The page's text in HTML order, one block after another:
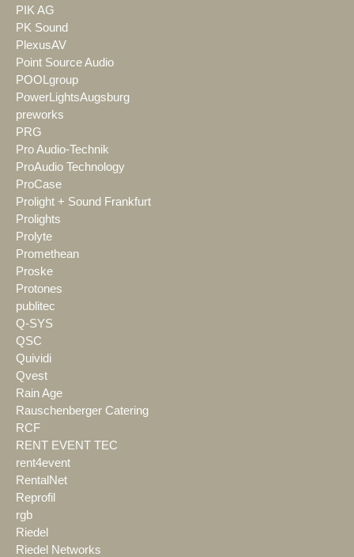
PIK AG
PK Sound
PlexusAV
Point Source Audio
POOLgroup
PowerLightsAugsburg
preworks
PRG
Pro Audio-Technik
ProAudio Technology
ProCase
Prolight + Sound Frankfurt
Prolights
Prolyte
Promethean
Proske
Protones
publitec
Q-SYS
QSC
Quividi
Qvest
Rain Age
Rauschenberger Catering
RCF
RENT EVENT TEC
rent4event
RentalNet
Reprofil
rgb
Riedel
Riedel Networks